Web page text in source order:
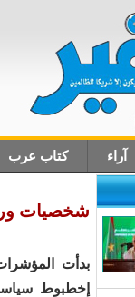
آراء كتاب عرب
شخصيات
بدأت
إخطبوط